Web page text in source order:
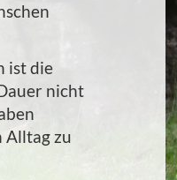
ist die
nicht
Alltag zu